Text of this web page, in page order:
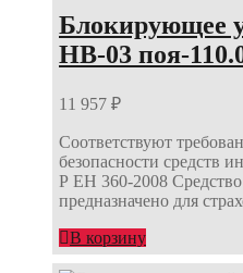
Блокирующее
НВ-03 поя-
11 957 ₽
Соответствуют
безопасности средств
Р ЕН 360-2008
предназначено для
В корзину